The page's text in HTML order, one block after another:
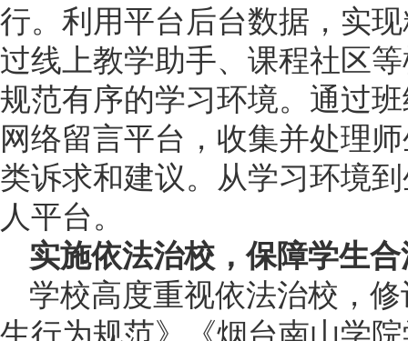
行。利用平台后台数据，实
过线上教学助手、课程社区
规范有序的学习环境。通过
网络留言平台，收集并处理
类诉求和建议。从学习环境
人平台。
实施依法治校，保障学生
学校高度重视依法治校，
生行为规范》《烟台南山学